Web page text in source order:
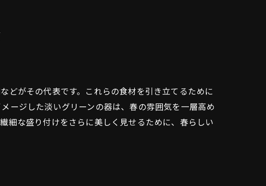
どがその代表です。これらの食材を引き立てるために
ージした淡いグリーンの器は、春の雰囲気を一層高め
細な盛り付けをさらに美しく見せるために、春らしい